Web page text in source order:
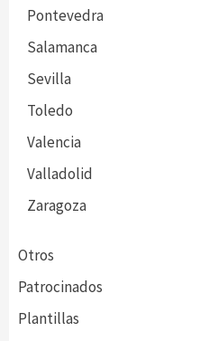
Pontevedra
Salamanca
Sevilla
Toledo
Valencia
Valladolid
Zaragoza
Otros
Patrocinados
Plantillas